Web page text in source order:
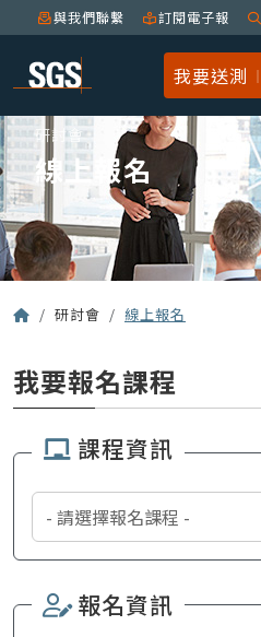
與我們聯繫 訂閱電子報
我要送測
研討會
線上報名
研討會 線上報名
我要報名課程
課程資訊
報名資訊